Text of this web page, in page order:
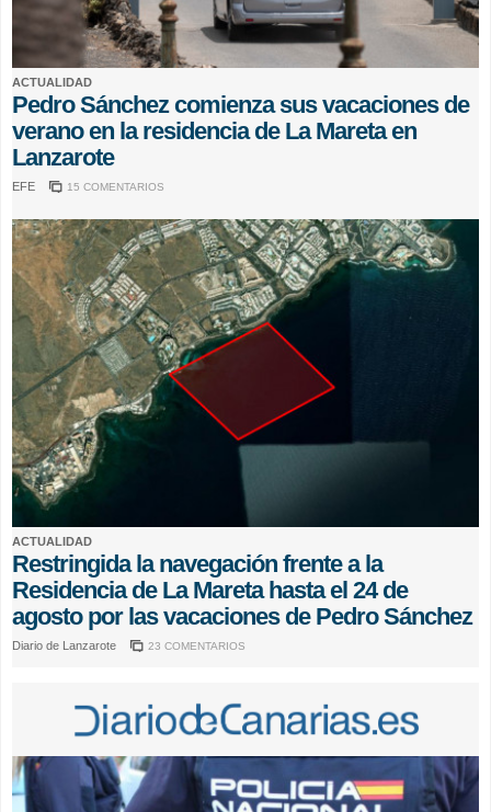
ACTUALIDAD
Pedro Sánchez comienza sus vacaciones de
verano en la residencia de La Mareta en
Lanzarote
EFE 15 COMENTARIOS
ACTUALIDAD
Restringida la navegación frente a la
Residencia de La Mareta hasta el 24 de
agosto por las vacaciones de Pedro Sánchez
Diario de Lanzarote 23 COMENTARIOS